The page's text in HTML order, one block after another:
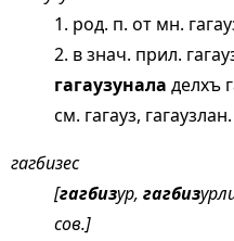
1. род. п. от мн.
2. в знач. прил.
гагаузунала делхъ
см. гагауз, гагаузлан.
гагбизес
[гагбизур, гагбиз
сов.]